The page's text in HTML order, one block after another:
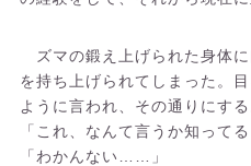
ズマの鍛え上げられた身体
を持ち上げられてしまった。
ように言われ、その通りにする
「これ、なんて言うか知ってる
「わかんない……」